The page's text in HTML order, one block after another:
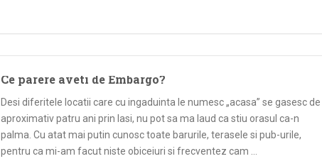
Ce parere aveti de Embargo?
Desi diferitele locatii care cu ingaduinta le numesc „acasa” se gasesc de
aproximativ patru ani prin Iasi, nu pot sa ma laud ca stiu orasul ca-n
palma. Cu atat mai putin cunosc toate barurile, terasele si pub-urile,
pentru ca mi-am facut niste obiceiuri si frecventez cam …